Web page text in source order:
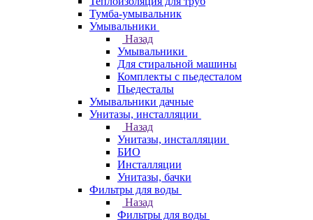
Тумба-умывальник
Умывальники
Назад
Умывальники
Для стиральной машины
Комплекты с пьедесталом
Пьедесталы
Умывальники дачные
Унитазы, инсталляции
Назад
Унитазы, инсталляции
БИО
Инсталляции
Унитазы, бачки
Фильтры для воды
Назад
Фильтры для воды